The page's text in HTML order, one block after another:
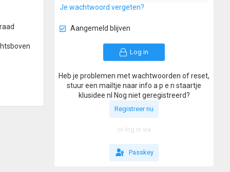
Je wachtwoord vergeten?
Aangemeld blijven
Log in
Heb je problemen met wachtwoorden of reset,
stuur een mailtje naar info a p e n staartje
klusidee nl Nog niet geregistreerd?
Registreer nu
or log in via
Passkey